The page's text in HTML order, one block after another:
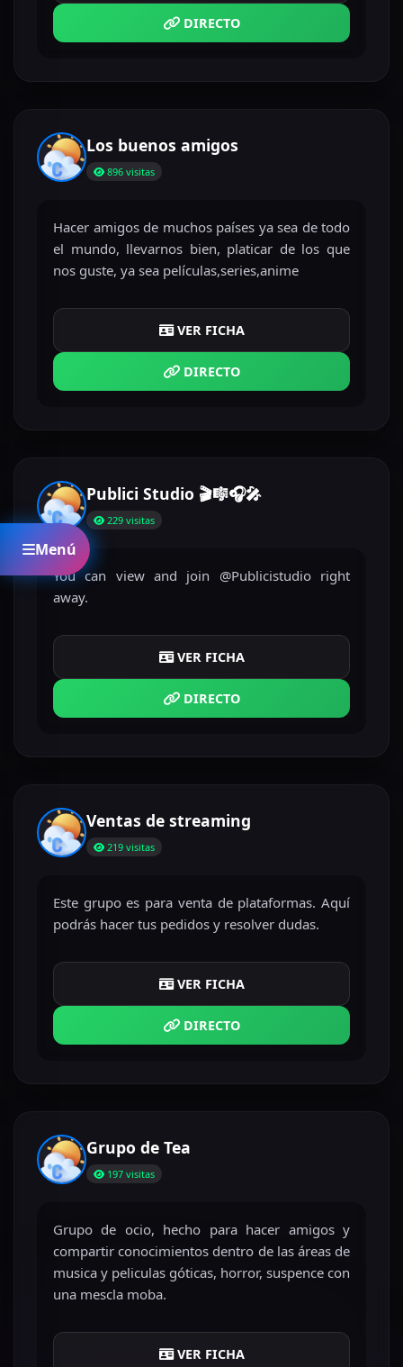
Menú
DIRECTO
Los buenos amigos
896 visitas
Hacer amigos de muchos países ya sea de todo
el mundo, llevarnos bien, platicar de los que
nos guste, ya sea películas,series,anime
VER FICHA
DIRECTO
Publici Studio 🎬🎼🎧🎤
229 visitas
You can view and join @Publicistudio right
away.
VER FICHA
DIRECTO
Ventas de streaming
219 visitas
Este grupo es para venta de plataformas. Aquí
podrás hacer tus pedidos y resolver dudas.
VER FICHA
DIRECTO
Grupo de Tea
197 visitas
Grupo de ocio, hecho para hacer amigos y
compartir conocimientos dentro de las áreas de
musica y peliculas góticas, horror, suspence con
una mescla moba.
VER FICHA